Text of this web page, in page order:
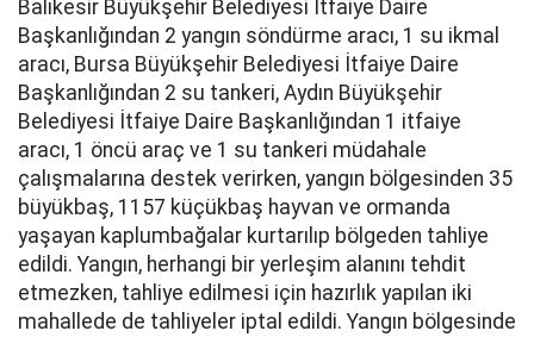
Balıkesir Büyükşehir Belediyesi İtfaiye Daire
Başkanlığından 2 yangın söndürme aracı, 1 su ikmal
aracı, Bursa Büyükşehir Belediyesi İtfaiye Daire
Başkanlığından 2 su tankeri, Aydın Büyükşehir
Belediyesi İtfaiye Daire Başkanlığından 1 itfaiye
aracı, 1 öncü araç ve 1 su tankeri müdahale
çalışmalarına destek verirken, yangın bölgesinden 35
büyükbaş, 1157 küçükbaş hayvan ve ormanda
yaşayan kaplumbağalar kurtarılıp bölgeden tahliye
edildi. Yangın, herhangi bir yerleşim alanını tehdit
etmezken, tahliye edilmesi için hazırlık yapılan iki
mahallede de tahliyeler iptal edildi. Yangın bölgesinde